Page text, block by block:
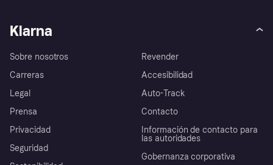
Klarna
Sobre nosotros
Carreras
Legal
Prensa
Privacidad
Seguridad
Revender
Accesibilidad
Auto-Track
Contacto
Información de contacto para
las autoridades
Gobernanza corporativa